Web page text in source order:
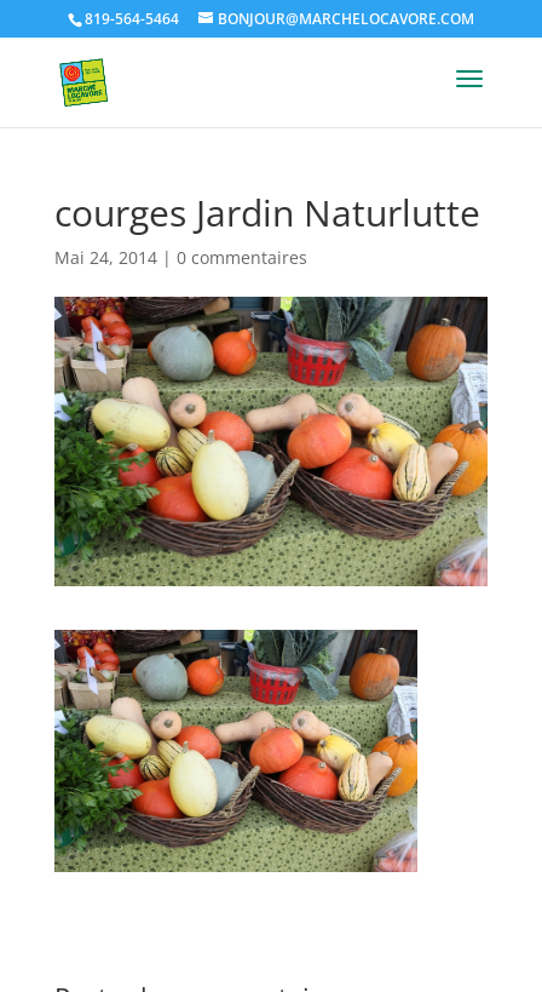
819-564-5464 BONJOUR@MARCHELOCAVORE.COM
courges Jardin Naturlutte
Mai 24, 2014| 0 commentaires